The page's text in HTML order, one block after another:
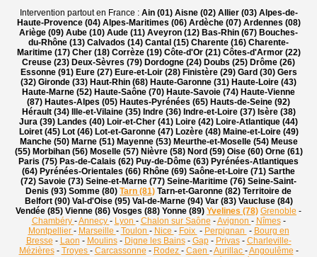
Intervention partout en France :Ain (01) Aisne (02) Allier (03) Alpes-de-
Haute-Provence (04) Alpes-Maritimes (06) Ardèche (07) Ardennes (08)
Ariège (09) Aube (10) Aude (11) Aveyron (12) Bas-Rhin (67) Bouches-
du-Rhône (13) Calvados (14) Cantal (15) Charente (16) Charente-
Maritime (17) Cher (18) Corrèze (19) Côte-d'Or (21) Côtes-d'Armor (22)
Creuse (23) Deux-Sèvres (79) Dordogne (24) Doubs (25) Drôme (26)
Essonne (91) Eure (27) Eure-et-Loir (28) Finistère (29) Gard (30) Gers
(32) Gironde (33) Haut-Rhin (68) Haute-Garonne (31) Haute-Loire (43)
Haute-Marne (52) Haute-Saône (70) Haute-Savoie (74) Haute-Vienne
(87) Hautes-Alpes (05) Hautes-Pyrénées (65) Hauts-de-Seine (92)
Hérault (34) Ille-et-Vilaine (35) Indre (36) Indre-et-Loire (37) Isère (38)
Jura (39) Landes (40) Loir-et-Cher (41) Loire (42) Loire-Atlantique (44)
Loiret (45) Lot (46) Lot-et-Garonne (47) Lozère (48) Maine-et-Loire (49)
Manche (50) Marne (51) Mayenne (53) Meurthe-et-Moselle (54) Meuse
(55) Morbihan (56) Moselle (57) Nièvre (58) Nord (59) Oise (60) Orne (61)
Paris (75) Pas-de-Calais (62) Puy-de-Dôme (63) Pyrénées-Atlantiques
(64) Pyrénées-Orientales (66) Rhône (69) Saône-et-Loire (71) Sarthe
(72) Savoie (73) Seine-et-Marne (77) Seine-Maritime (76) Seine-Saint-
Denis (93) Somme (80) Tarn (81) Tarn-et-Garonne (82) Territoire de
Belfort (90) Val-d'Oise (95) Val-de-Marne (94) Var (83) Vaucluse (84)
Vendée (85) Vienne (86) Vosges (88) Yonne (89) Yvelines (78) Grenoble -
Chambéry -Annecy - Lyon - Chalon sur Saône -Avignon - Nîmes-
Montpellier - Marseille - Toulon - Nice - Foix - Perpignan - Bourg en
Bresse - Laon - Moulins- Digne les Bains- Gap- Privas- Charleville-
Mézières- Troyes - Carcassonne - Rodez - Caen -Aurillac -Angoulême -